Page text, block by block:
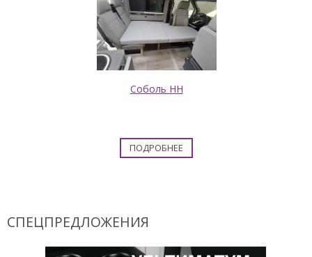
Соболь НН
ПОДРОБНЕЕ
СПЕЦПРЕДЛОЖЕНИЯ